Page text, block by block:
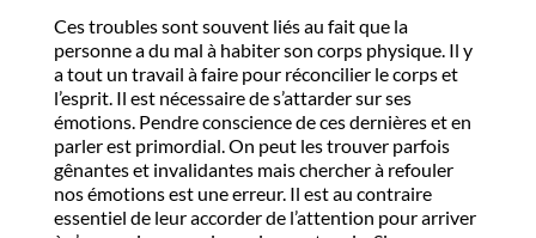
Ces troubles sont souvent liés au fait que la
personne a du mal à habiter son corps physique. Il y
a tout un travail à faire pour réconcilier le corps et
l’esprit. Il est nécessaire de s’attarder sur ses
émotions. Pendre conscience de ces dernières et en
parler est primordial. On peut les trouver parfois
gênantes et invalidantes mais chercher à refouler
nos émotions est une erreur. Il est au contraire
essentiel de leur accorder de l’attention pour arriver